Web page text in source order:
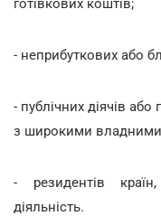
готівкових коштів;
- неприбуткових або
- публічних діячів
з широкими
- резидентів
діяльність.